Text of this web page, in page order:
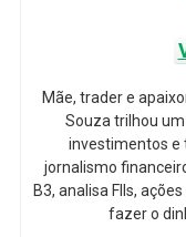
Mãe, trader e
Souza trilhou
investimentos e
jornalismo
B3, analisa FIIs,
fazer o